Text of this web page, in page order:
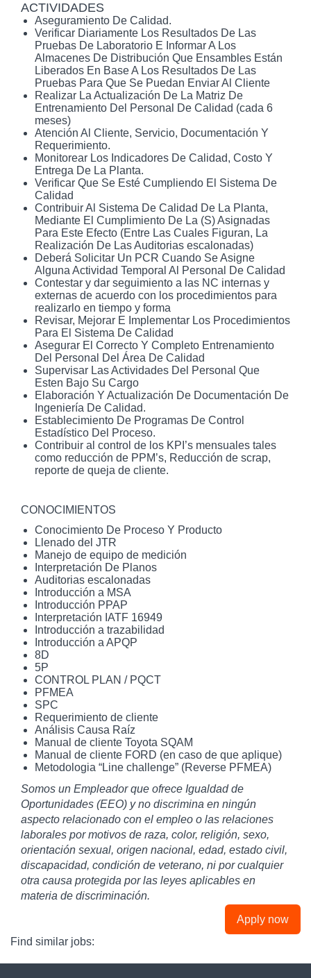
ACTIVIDADES
Aseguramiento De Calidad.
Verificar Diariamente Los Resultados De Las
Pruebas De Laboratorio E Informar A Los
Almacenes De Distribución Que Ensambles Están
Liberados En Base A Los Resultados De Las
Pruebas Para Que Se Puedan Enviar Al Cliente
Realizar La Actualización De La Matriz De
Entrenamiento Del Personal De Calidad (cada 6
meses)
Atención Al Cliente, Servicio, Documentación Y
Requerimiento.
Monitorear Los Indicadores De Calidad, Costo Y
Entrega De La Planta.
Verificar Que Se Esté Cumpliendo El Sistema De
Calidad
Contribuir Al Sistema De Calidad De La Planta,
Mediante El Cumplimiento De La (S) Asignadas
Para Este Efecto (Entre Las Cuales Figuran, La
Realización De Las Auditorias escalonadas)
Deberá Solicitar Un PCR Cuando Se Asigne
Alguna Actividad Temporal Al Personal De Calidad
Contestar y dar seguimiento a las NC internas y
externas de acuerdo con los procedimientos para
realizarlo en tiempo y forma
Revisar, Mejorar E Implementar Los Procedimientos
Para El Sistema De Calidad
Asegurar El Correcto Y Completo Entrenamiento
Del Personal Del Área De Calidad
Supervisar Las Actividades Del Personal Que
Esten Bajo Su Cargo
Elaboración Y Actualización De Documentación De
Ingeniería De Calidad.
Establecimiento De Programas De Control
Estadístico Del Proceso.
Contribuir al control de los KPI’s mensuales tales
como reducción de PPM’s, Reducción de scrap,
reporte de queja de cliente.
CONOCIMIENTOS
Conocimiento De Proceso Y Producto
Llenado del JTR
Manejo de equipo de medición
Interpretación De Planos
Auditorias escalonadas
Introducción a MSA
Introducción PPAP
Interpretación IATF 16949
Introducción a trazabilidad
Introducción a APQP
8D
5P
CONTROL PLAN / PQCT
PFMEA
SPC
Requerimiento de cliente
Análisis Causa Raíz
Manual de cliente Toyota SQAM
Manual de cliente FORD (en caso de que aplique)
Metodologia “Line challenge” (Reverse PFMEA)
Somos un Empleador que ofrece Igualdad de
Oportunidades (EEO) y no discrimina en ningún
aspecto relacionado con el empleo o las relaciones
laborales por motivos de raza, color, religión, sexo,
orientación sexual, origen nacional, edad, estado civil,
discapacidad, condición de veterano, ni por cualquier
otra causa protegida por las leyes aplicables en
materia de discriminación.
Apply now
Find similar jobs: